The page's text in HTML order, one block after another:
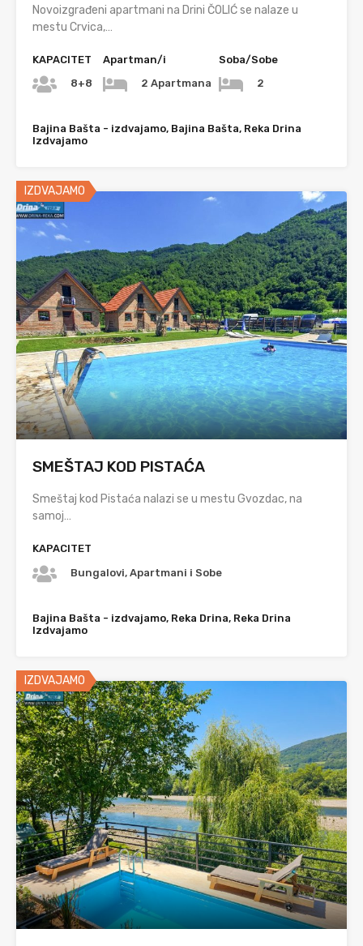
Novoizgrađeni apartmani na Drini ČOLIĆ se nalaze u
mestu Crvica,…
KAPACITET
8+8
Apartman/i
2 Apartmana
Soba/Sobe
2
Bajina Bašta - izdvajamo, Bajina Bašta, Reka Drina
Izdvajamo
IZDVAJAMO
SMEŠTAJ KOD PISTAĆA
Smeštaj kod Pistaća nalazi se u mestu Gvozdac, na
samoj…
KAPACITET
Bungalovi, Apartmani i Sobe
Bajina Bašta - izdvajamo, Reka Drina, Reka Drina
Izdvajamo
IZDVAJAMO